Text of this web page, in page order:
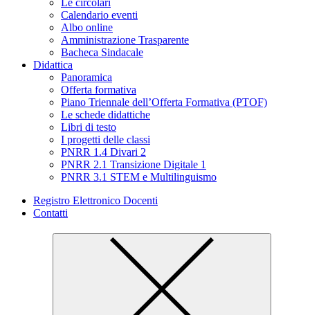
Le circolari
Calendario eventi
Albo online
Amministrazione Trasparente
Bacheca Sindacale
Didattica
Panoramica
Offerta formativa
Piano Triennale dell’Offerta Formativa (PTOF)
Le schede didattiche
Libri di testo
I progetti delle classi
PNRR 1.4 Divari 2
PNRR 2.1 Transizione Digitale 1
PNRR 3.1 STEM e Multilinguismo
Registro Elettronico Docenti
Contatti